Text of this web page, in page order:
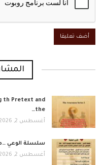
th Pretext and
the…
أغسطس 2, 2026
​سلسلة الوعي
أغسطس 2, 2026